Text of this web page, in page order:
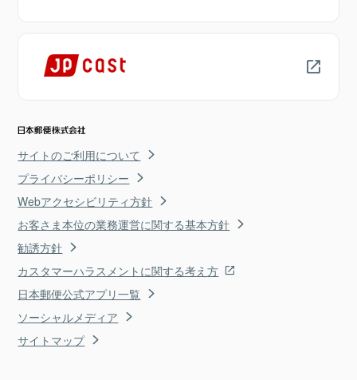
サイトのご利用について
プライバシーポリシー
Webアクセシビリティ方針
お客さま本位の業務運営に関する基本方針
勧誘方針
カスタマーハラスメントに関する考え方
日本郵便公式アプリ一覧
ソーシャルメディア
サイトマップ